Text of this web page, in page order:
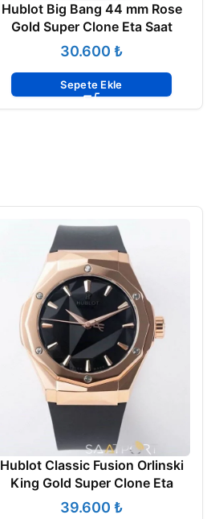
Hublot Big Bang 44 mm Rose
Gold Super Clone Eta Saat
₺
Sepete Ekle
Hublot Classic Fusion Orlinski
King Gold Super Clone Eta
₺